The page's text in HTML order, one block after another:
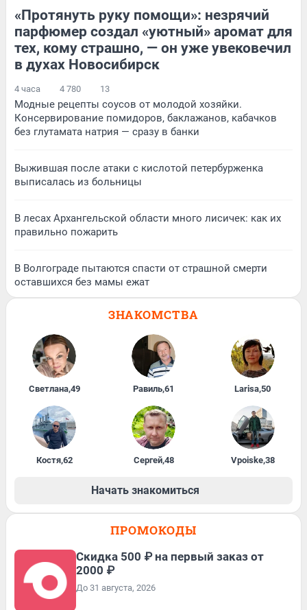
«Протянуть руку помощи»: незрячий
парфюмер создал «уютный» аромат для
тех, кому страшно, — он уже увековечил
в духах Новосибирск
4 часа 4 780 13
Модные рецепты соусов от молодой хозяйки.
Консервирование помидоров, баклажанов, кабачков
без глутамата натрия — сразу в банки
Выжившая после атаки с кислотой петербурженка
выписалась из больницы
В лесах Архангельской области много лисичек: как их
правильно пожарить
В Волгограде пытаются спасти от страшной смерти
оставшихся без мамы ежат
ЗНАКОМСТВА
Светлана,49 Равиль,61 Larisa,50
Костя,62 Сергей,48 Vpoiske,38
Начать знакомиться
ПРОМОКОДЫ
Скидка 500 ₽ на первый заказ от
2000 ₽
До 31 августа, 2026